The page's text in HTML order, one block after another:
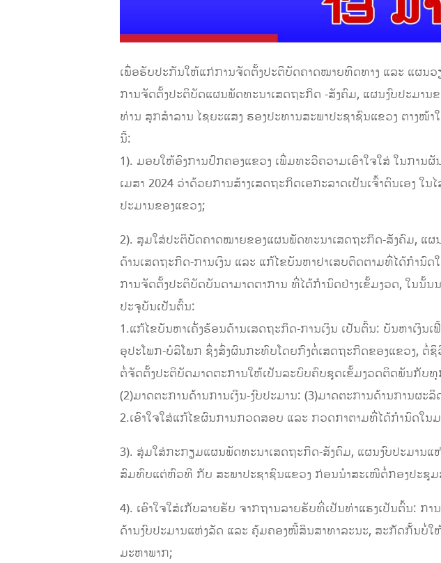
ເພື່ອຮັບປະກັນໃຫ້ແກ່ການຈັດຕັ້ງປະຕິບັດຄາດໝາຍທິດທາງ ແລະ ແຜນ
ການຈັດຕັ້ງປະຕິບັດແຜນພັດທະນາເສດຖະກິດ -ສັງຄົມ, ແຜນງົບປະມານ
ທ່ານ ສຸກສໍາລານ​ ໄຊຍະແສງ ຮອງປະທານສະພາປະຊາຊົນແຂວງ ຕາງໜ້
ນີ້:
1). ມອບໃຫ້ອົງການປົກຄອງແຂວງ ເພີ່ມທະວີຄວາມເອົາໃຈໃສ່ ໃນກາ
ເມສາ 2024 ວ່າດ້ວຍການສ້າງເສດຖະກິດເອກະລາດເປັນເຈົ້າຕົນເອງ
ປະມານຂອງແຂວງ;
2). ສຸມໃສ່ປະຕິບັດຄາດໝາຍຂອງແຜນພັດທະນາເສດຖະກິດ-ສັງຄົມ, ແ
ດ້ານເສດຖະກິດ-ການເງິນ ແລະ ແກ້ໄຂບັນຫາຢາເສບຕິດຕາມທີ່ໄດ້ກຳ
ການຈັດຕັ້ງປະຕິບັດບັນດາມາດຕາການ ທີ່ໄດ້ກໍານົດຢ່າງເຂັ້ມງວດ, ໃນ
ປະຈຸບັນເປັນຕົ້ນ:
1.ແກ້ໄຂບັນຫາເຄັ່ງຮ້ອນດ້ານເສດຖະກິດ-ການເງິນ ເປັນຕົ້ນ: ບັນຫາເງິນ
ອຸປະໂພກ-ບໍລິໂພກ ຊຶ່ງສົ່ງຜົນກະທົບໂດຍກົງຕໍ່ເສດຖະກິດຂອງແຂວງ, ຕໍ່
ຕໍ່ຈັດຕັ້ງປະຕິບັດມາດຕະການໃຫ້ເປັນລະບົບຄົບຊຸດເຂັ້ມງວດຕິດພັນກັບ
(2)ມາດຕະການດ້ານການເງິນ-ງົບປະມານ: (3)ມາດຕະການດ້ານການຜ
2.ເອົາໃຈໃສ່ແກ້ໄຂຜົນການກວດສອບ ແລະ ກວດກາຕາມທີ່ໄດ້ກຳນົດໃນ
3). ສຸ່ມໃສ່ກະກຽມແຜນພັດທະນາເສດຖະກິດ-ສັງຄົມ, ແຜນງົບປະມານແ
ສົມທົບແຕ່ຫົວທີ ກັບ ສະພາປະຊາຊົນແຂວງ ກ່ອນນຳສະເໜີຕໍ່ກອງປະຊຸ
4). ເອົາໃຈໃສ່ເກັບລາຍຮັບ ຈາກຖານລາຍຮັບທີ່ເປັນທ່າແຮງເປັນຕົ້ນ:
ດ້ານງົບປະມານແຫ່ງລັດ ແລະ ຄຸ້ມຄອງໜີ້ສິນສາທາລະນະ, ສະກັດກັ້ນບໍ່
ມະຫາພາກ;